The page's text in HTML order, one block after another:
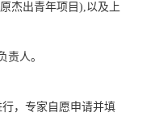
杰出青年项目),以及上
责人。
，专家自愿申请并填